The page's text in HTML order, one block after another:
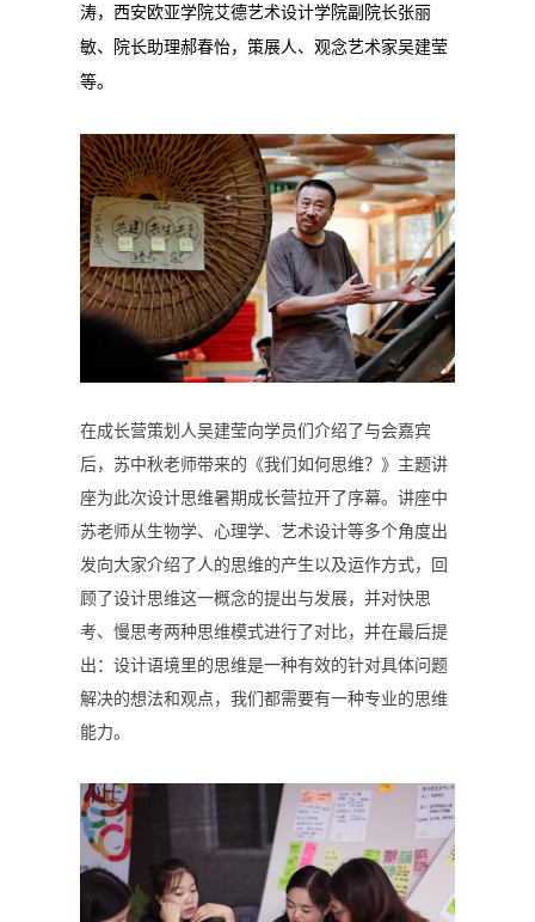
涛，西安欧亚学院艾德艺术设计学院副院长张丽
敏、院长助理郝春怡，策展人、观念艺术家吴建莹
等。
在成长营策划人吴建莹向学员们介绍了与会嘉宾
后，苏中秋老师带来的《我们如何思维？》主题讲
座为此次设计思维暑期成长营拉开了序幕。讲座中
苏老师从生物学、心理学、艺术设计等多个角度出
发向大家介绍了人的思维的产生以及运作方式，回
顾了设计思维这一概念的提出与发展，并对快思
考、慢思考两种思维模式进行了对比，并在最后提
出：设计语境里的思维是一种有效的针对具体问题
解决的想法和观点，我们都需要有一种专业的思维
能力。